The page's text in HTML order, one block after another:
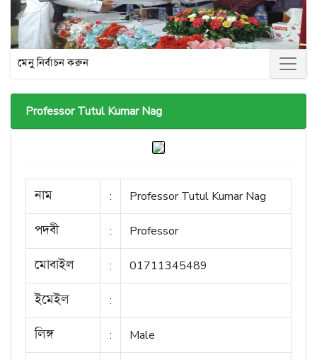
মেনু নির্বাচন করুন
Professor Tutul Kumar Nag
নাম : Professor Tutul Kumar Nag
পদবী : Professor
মোবাইল : 01711345489
ইমেইল :
লিঙ্গ : Male